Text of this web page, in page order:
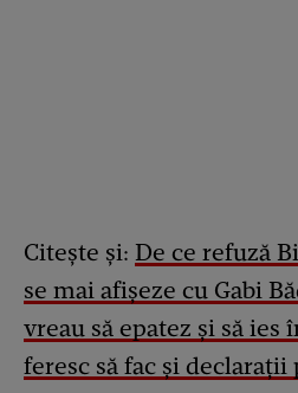
Citește și: De ce refuză
se mai afișeze cu Gabi
vreau să epatez și să ies
feresc să fac și declarații